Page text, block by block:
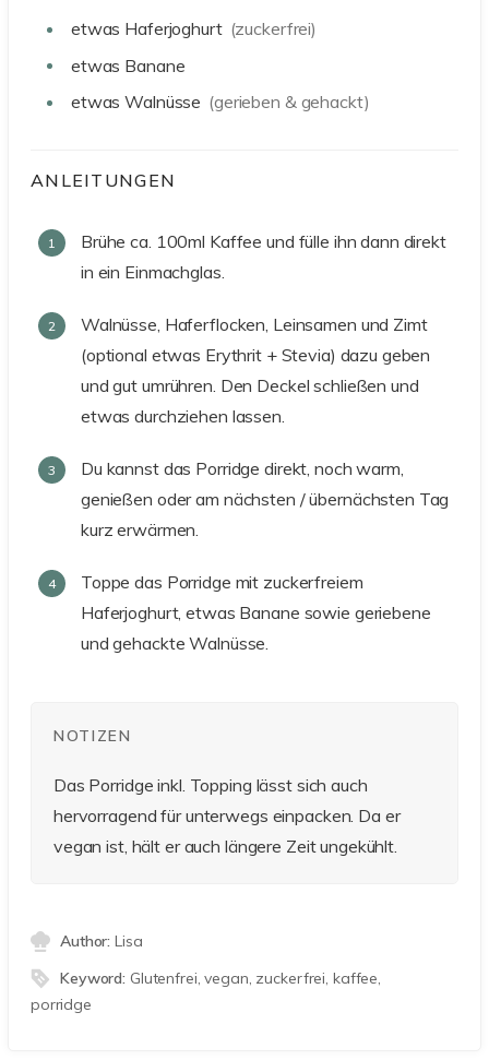
etwas Haferjoghurt (zuckerfrei)
etwas Banane
etwas Walnüsse (gerieben & gehackt)
ANLEITUNGEN
Brühe ca. 100ml Kaffee und fülle ihn dann direkt
in ein Einmachglas.
Walnüsse, Haferflocken, Leinsamen und Zimt
(optional etwas Erythrit + Stevia) dazu geben
und gut umrühren. Den Deckel schließen und
etwas durchziehen lassen.
Du kannst das Porridge direkt, noch warm,
genießen oder am nächsten / übernächsten Tag
kurz erwärmen.
Toppe das Porridge mit zuckerfreiem
Haferjoghurt, etwas Banane sowie geriebene
und gehackte Walnüsse.
NOTIZEN
Das Porridge inkl. Topping lässt sich auch
hervorragend für unterwegs einpacken. Da er
vegan ist, hält er auch längere Zeit ungekühlt.
Author:Lisa
Keyword: Glutenfrei, vegan, zuckerfrei, kaffee,
porridge